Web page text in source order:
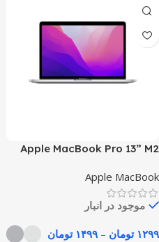
Apple MacBook Pro 13” M2
Apple MacBook
موجود در انبار
۱۲۹۹ تومان – ۱۴۹۹ تومان